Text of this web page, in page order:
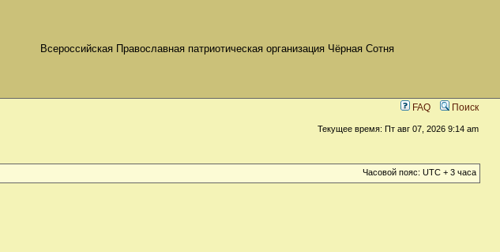
Всероссийская Православная патриотическая организация Чёрная Сотня
FAQ Поиск
Текущее время: Пт авг 07, 2026 9:14 am
Часовой пояс: UTC + 3 часа